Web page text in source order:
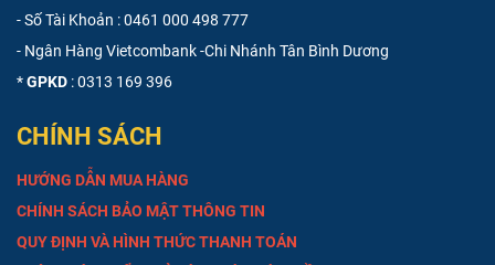
- Số Tài Khoản :0461 000 498 777
- Ngân Hàng Vietcombank -Chi Nhánh Tân Bình Dương
*GPKD : 0313 169 396
CHÍNH SÁCH
HƯỚNG DẪN MUA HÀNG
CHÍNH SÁCH BẢO MẬT THÔNG TIN
QUY ĐỊNH VÀ HÌNH THỨC THANH TOÁN